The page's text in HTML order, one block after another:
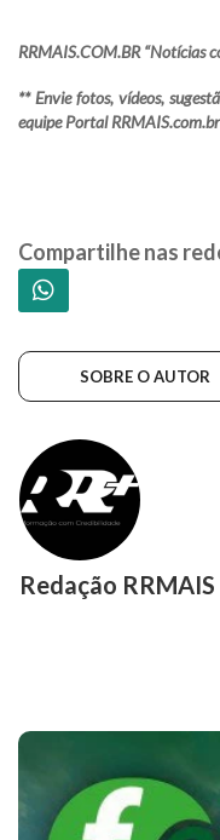
RRMAIS.COM.BR “Notícias
** Envie fotos, vídeos,
equipe Portal
Compartilhe nas
SOBRE O AUTOR
Redação RRMAIS